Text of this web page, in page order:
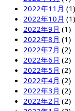
2022年11月 (1)
2022年10月 (1)
2022年9月 (1)
2022年8月 (1)
2022年7月 (2)
2022年6月 (2)
2022年5月 (2)
2022年4月 (2)
2022年3月 (2)
2022年2月 (2)